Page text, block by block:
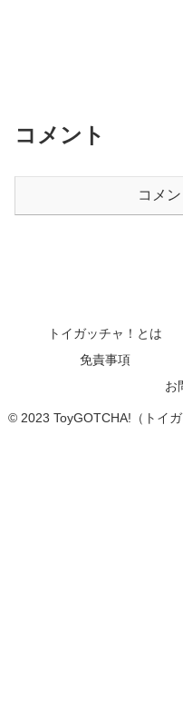
コメント
コメ
トイガッチャ！とは
免責事項
お
© 2023 ToyGOTCHA!（トイ